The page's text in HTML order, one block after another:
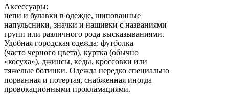
Аксессуары:
цепи и булавки в одежде, шипованные
напульсники, значки и нашивки с названиями
групп или различного рода высказываниями.
Удобная городская одежда: футболка
(часто черного цвета), куртка (обычно
«косуха»), джинсы, кеды, кроссовки или
тяжелые ботинки. Одежда нередко специально
порванная и потертая, снабженная иногда
провокационными прокламациями.